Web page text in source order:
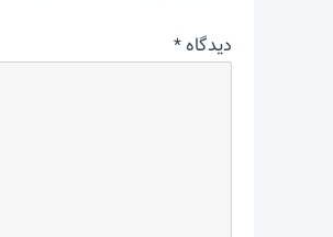
دیدگاه*